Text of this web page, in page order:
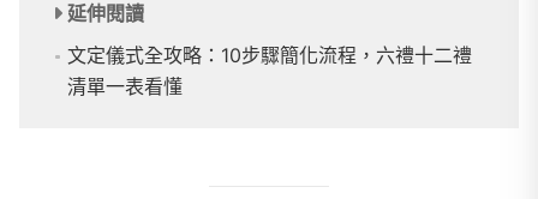
延伸閱讀
文定儀式全攻略：10步驟簡化流程，六禮十二禮
清單一表看懂